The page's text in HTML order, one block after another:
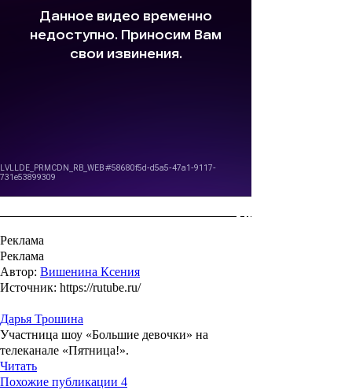
Реклама
Реклама
Автор: Вишенина Ксения
Источник: https://rutube.ru/
Дарья Трошина
Участница шоу «Большие девочки» на
телеканале «Пятница!».
Читать
Похожие публикации 4